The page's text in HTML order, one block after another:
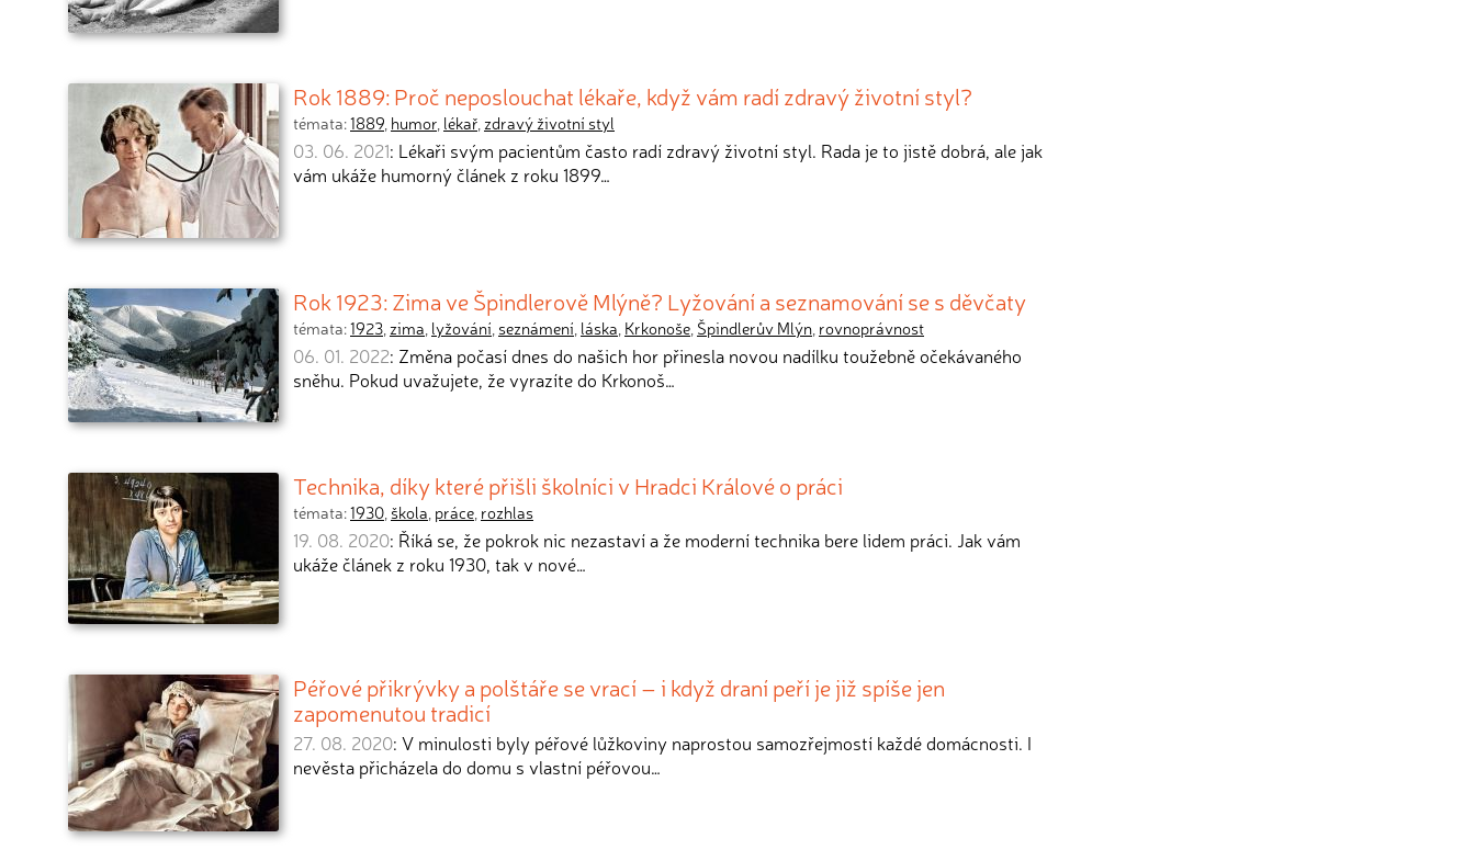
Rok 1889: Proč neposlouchat lékaře, když vám radí zdravý životní styl?
témata:1889, humor, lékař, zdravý životní styl
03. 06. 2021: Lékaři svým pacientům často radí zdravý životní styl. Rada je to jistě dobrá, ale jak
vám ukáže humorný článek z roku 1899…
Rok 1923: Zima ve Špindlerově Mlýně? Lyžování a seznamování se s děvčaty
témata:1923, zima, lyžování, seznámení, láska, Krkonoše, Špindlerův Mlýn, rovnoprávnost
06. 01. 2022: Změna počasí dnes do našich hor přinesla novou nadílku toužebně očekávaného
sněhu. Pokud uvažujete, že vyrazíte do Krkonoš…
Technika, díky které přišli školníci v Hradci Králové o práci
témata:1930, škola, práce, rozhlas
19. 08. 2020: Říká se, že pokrok nic nezastaví a že moderní technika bere lidem práci. Jak vám
ukáže článek z roku 1930, tak v nové…
Péřové přikrývky a polštáře se vrací – i když draní peří je již spíše jen
zapomenutou tradicí
27. 08. 2020: V minulosti byly péřové lůžkoviny naprostou samozřejmostí každé domácnosti. I
nevěsta přicházela do domu s vlastní péřovou…